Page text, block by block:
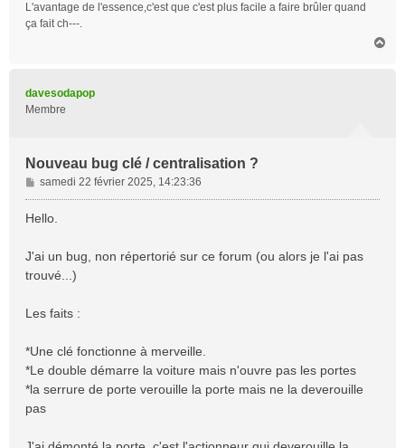
L'avantage de l'essence,c'est que c'est plus facile a faire brûler quand
ça fait ch---.
davesodapop
Membre
Nouveau bug clé / centralisation ?
M
e
s
g
e
samedi 22 février 2025, 14:23:36
Hello.
J'ai un bug, non répertorié sur ce forum (ou alors je l'ai pas
trouvé...)
Les faits :
*Une clé fonctionne à merveille.
*Le double démarre la voiture mais n'ouvre pas les portes
*la serrure de porte verouille la porte mais ne la deverouille
pas